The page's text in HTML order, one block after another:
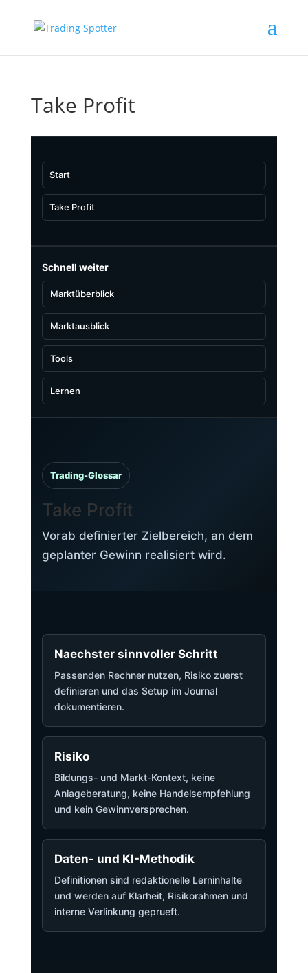
Take Profit
Start
Take Profit
Schnell weiter
Marktüberblick
Marktausblick
Tools
Lernen
Trading-Glossar
Take Profit
Vorab definierter Zielbereich, an dem
geplanter Gewinn realisiert wird.
Naechster sinnvoller Schritt
Passenden Rechner nutzen, Risiko zuerst
definieren und das Setup im Journal
dokumentieren.
Risiko
Bildungs- und Markt-Kontext, keine
Anlageberatung, keine Handelsempfehlung
und kein Gewinnversprechen.
Daten- und KI-Methodik
Definitionen sind redaktionelle Lerninhalte
und werden auf Klarheit, Risikorahmen und
interne Verlinkung geprueft.